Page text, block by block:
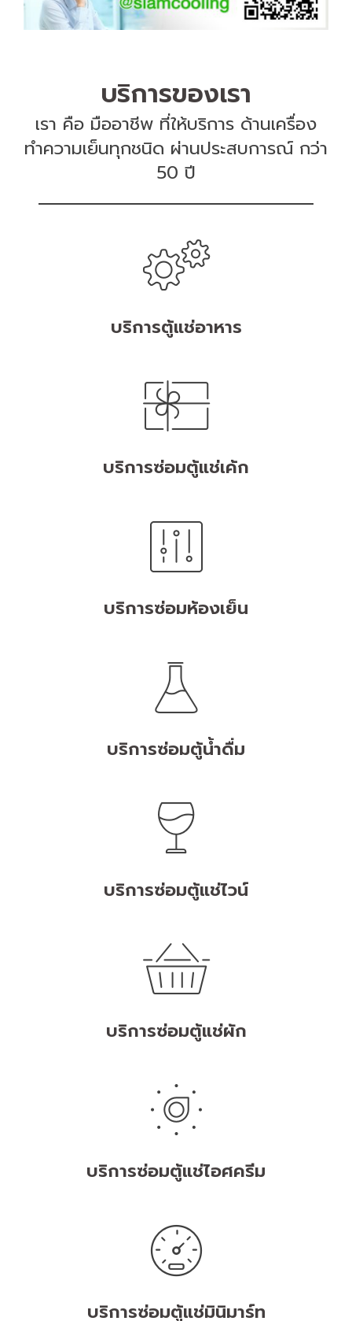
บริการของเรา
เรา คือ มืออาชีพ ที่ให้บริการ ด้านเครื่อง
ทำความเย็นทุกชนิด ผ่านประสบการณ์ กว่า
50 ปี
บริการตู้แช่อาหาร
บริการซ่อมตู้แช่เค้ก
บริการซ่อมห้องเย็น
บริการซ่อมตู้น้ำดื่ม
บริการซ่อมตู้แช่ไวน์
บริการซ่อมตู้แช่ผัก
บริการซ่อมตู้แช่ไอศครีม
บริการซ่อมตู้แช่มินิมาร์ท